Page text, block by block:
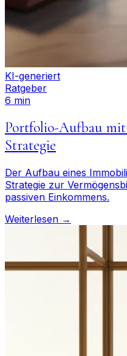
KI-generiert
Ratgeber
6 min
Portfolio-Aufbau
Strategie
Der Aufbau eines
Strategie zur
passiven Einkommens.
Weiterlesen →